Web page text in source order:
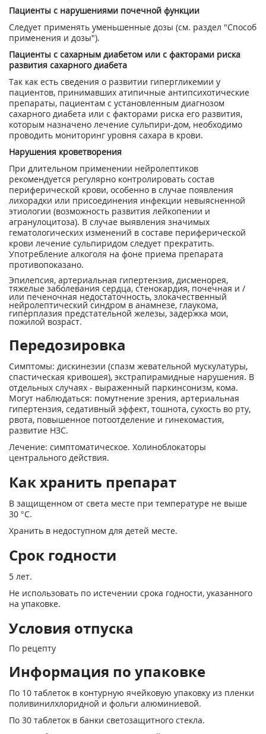
Пациенты с нарушениями почечной функции
Следует применять уменьшенные дозы (см. раздел "Способ
применения и дозы").
Пациенты с сахарным диабетом или с факторами риска
развития сахарного диабета
Так как есть сведения о развитии гипергликемии у
пациентов, принимавших атипичные антипсихотические
препараты, пациентам с установленным диагнозом
сахарного диабета или с факторами риска его развития,
которым назначено лечение сульпири-дом, необходимо
проводить мониторинг уровня сахара в крови.
Нарушения кроветворения
При длительном применении нейролептиков
рекомендуется регулярно контролировать состав
периферической крови, особенно в случае появления
лихорадки или присоединения инфекции невыясненной
этиологии (возможность развития лейкопении и
агранулоцитоза). В случае выявления значимых
гематологических изменений в составе периферической
крови лечение сульпиридом следует прекратить.
Употребление алкоголя на фоне приема препарата
противопоказано.
Эпилепсия, артериальная гипертензия, дисменорея,
тяжелые заболевания сердца, стенокардия, почечная и /
или печеночная недостаточность, злокачественный
нейролептический синдром в анамнезе, глаукома,
гиперплазия предстательной железы, задержка мои,
пожилой возраст.
Передозировка
Симптомы: дискинезии (спазм жевательной мускулатуры,
спастическая кривошея), экстрапирамидные нарушения. В
отдельных случаях - выраженный паркинсонизм, кома.
Могут наблюдаться: помутнение зрения, артериальная
гипертензия, седативный эффект, тошнота, сухость во рту,
рвота, повышенное потоотделение и гинекомастия,
развитие НЗС.
Лечение: симптоматическое. Холиноблокаторы
центрального действия.
Как хранить препарат
В защищенном от света месте при температуре не выше
30 °С.
Хранить в недоступном для детей месте.
Срок годности
5 лет.
Не использовать по истечении срока годности, указанного
на упаковке.
Условия отпуска
По рецепту
Информация по упаковке
По 10 таблеток в контурную ячейковую упаковку из пленки
поливинилхлоридной и фольги алюминиевой.
По 30 таблеток в банки светозащитного стекла.